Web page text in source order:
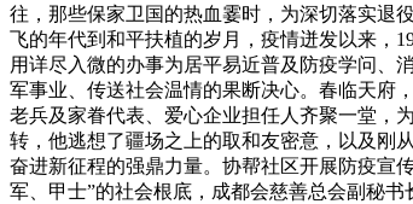
往，那些保家卫国的热血霎时，为深切落实退
飞的年代到和平扶植的岁月，疫情迸发以来，
用详尽入微的办事为居平易近普及防疫学问、
军事业、传送社会温情的果断决心。春临天府
老兵及家眷代表、爱心企业担任人齐聚一堂，
转，他逃想了疆场之上的取和友密意，以及刚
奋进新征程的强鼎力量。协帮社区开展防疫宣
军、甲士”的社会根底，成都会慈善总会副秘